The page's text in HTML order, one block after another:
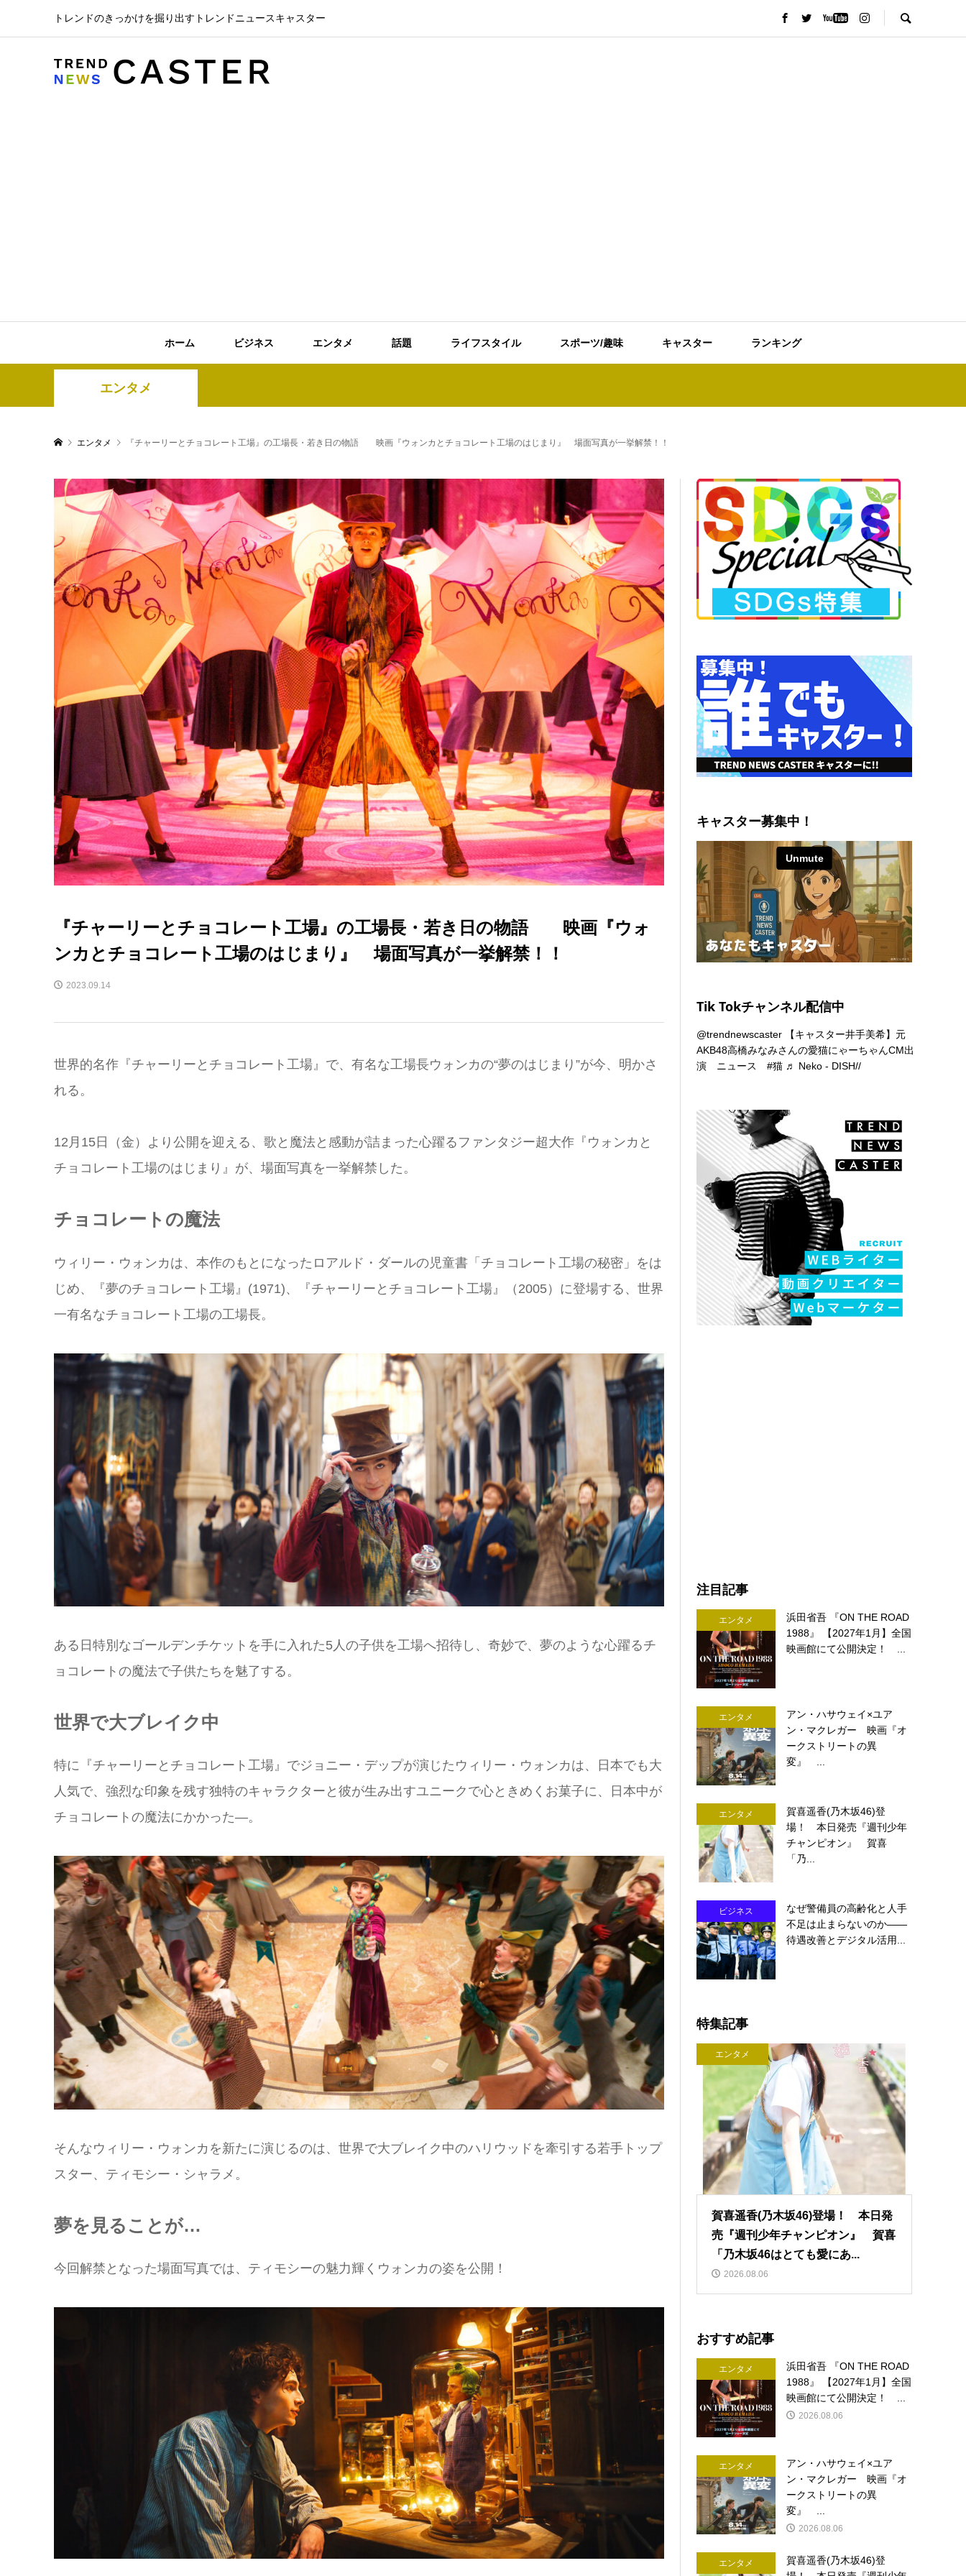
トレンドのきっかけを掘り出すトレンドニュースキャスター
ホーム ビジネス エンタメ 話題 ライフスタイル スポーツ/趣味 キャスター ランキング
エンタメ
エンタメ 『チャーリーとチョコレート工場』の工場長・若き日の物語 映画『ウォンカとチョコレート工場のはじまり』 場面写真が一挙解禁！！
『チャーリーとチョコレート工場』の工場長・若き日の物語 映画『ウォ
ンカとチョコレート工場のはじまり』 場面写真が一挙解禁！！
2023.09.14
世界的名作『チャーリーとチョコレート工場』で、有名な工場長ウォンカの“夢のはじまり”が今、明かさ
れる。
12月15日（金）より公開を迎える、歌と魔法と感動が詰まった心躍るファンタジー超大作『ウォンカと
チョコレート工場のはじまり』が、場面写真を一挙解禁した。
チョコレートの魔法
ウィリー・ウォンカは、本作のもとになったロアルド・ダールの児童書「チョコレート工場の秘密」をは
じめ、『夢のチョコレート工場』(1971)、『チャーリーとチョコレート工場』（2005）に登場する、世界
一有名なチョコレート工場の工場長。
ある日特別なゴールデンチケットを手に入れた5人の子供を工場へ招待し、奇妙で、夢のような心躍るチ
ョコレートの魔法で子供たちを魅了する。
世界で大ブレイク中
特に『チャーリーとチョコレート工場』でジョニー・デップが演じたウィリー・ウォンカは、日本でも大
人気で、強烈な印象を残す独特のキャラクターと彼が生み出すユニークで心ときめくお菓子に、日本中が
チョコレートの魔法にかかった―。
そんなウィリー・ウォンカを新たに演じるのは、世界で大ブレイク中のハリウッドを牽引する若手トップ
スター、ティモシー・シャラメ。
夢を見ることが…
今回解禁となった場面写真では、ティモシーの魅力輝くウォンカの姿を公開！
キャスター募集中！
Tik Tokチャンネル配信中
@trendnewscaster 【キャスター井手美希】元
AKB48高橋みなみさんの愛猫にゃーちゃんCM出
演 ニュース#猫 ♬ Neko - DISH//
注目記事
エンタメ
浜田省吾 『ON THE ROAD
1988』 【2027年1月】全国
映画館にて公開決定！ ...
エンタメ
アン・ハサウェイ×ユア
ン・マクレガー 映画『オ
ークストリートの異
変』 ...
エンタメ
賀喜遥香(乃木坂46)登
場！ 本日発売『週刊少年
チャンピオン』 賀喜
「乃...
ビジネス
なぜ警備員の高齢化と人手
不足は止まらないのか――
待遇改善とデジタル活用...
特集記事
エンタメ
賀喜遥香(乃木坂46)登場！ 本日発
売『週刊少年チャンピオン』 賀喜
「乃木坂46はとても愛にあ...
2026.08.06
おすすめ記事
エンタメ
浜田省吾 『ON THE ROAD
1988』 【2027年1月】全国
映画館にて公開決定！ ...
2026.08.06
エンタメ
アン・ハサウェイ×ユア
ン・マクレガー 映画『オ
ークストリートの異
変』 ...
2026.08.06
エンタメ
賀喜遥香(乃木坂46)登